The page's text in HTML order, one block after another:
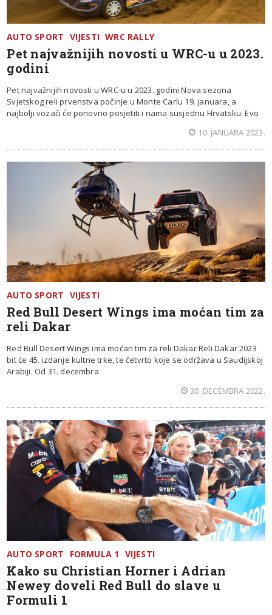
AUTO SPORT VIJESTI WRC RALLY
Pet najvažnijih novosti u WRC-u u 2023.
godini
Pet najvažnijih novosti u WRC-u u 2023. godini Nova sezona
Svjetskog reli prvenstva počinje u Monte Carlu 19. januara, a
najbolji vozači će ponovno posjetiti i nama susjednu Hrvatsku. Evo
10. JANUARA 2023.
AUTO SPORT VIJESTI
Red Bull Desert Wings ima moćan tim za
reli Dakar
Red Bull Desert Wings ima moćan tim za reli Dakar Reli Dakar 2023
bit će 45. izdanje kultne trke, te četvrto koje se održava u Saudijskoj
Arabiji. Od 31. decembra
30. DECEMBRA 2022.
AUTO SPORT FORMULA 1 VIJESTI
Kako su Christian Horner i Adrian
Newey doveli Red Bull do slave u
Formuli 1